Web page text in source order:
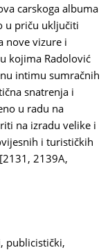
carskoga albuma
u priču uključiti
nove vizure i
kojima Radolović
intimu sumračnih
snatrenja i
u radu na
na izradu velike i
i turističkih
2139A,
publicistički,